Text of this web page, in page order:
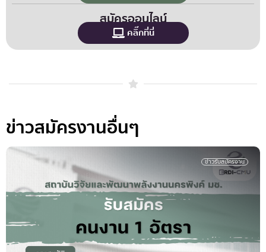
สมัครออนไลน์
คลิ๊กที่นี่
ข่าวสมัครงานอื่นๆ
ข่าวรับสมัครงาน